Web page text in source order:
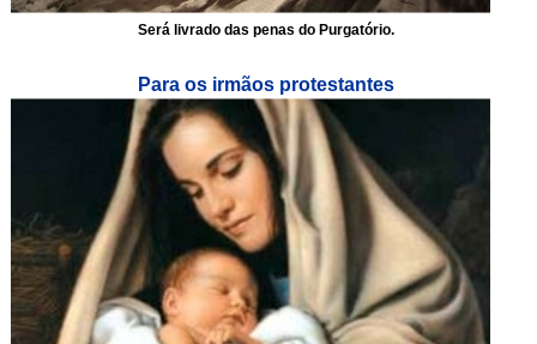
Será livrado das penas do Purgatório.
Para os irmãos protestantes